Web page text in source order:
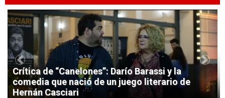
1
Crítica de “Canelones”: Darío Barassi y la
comedia que nació de un juego literario de
Hernán Casciari
Previous Next